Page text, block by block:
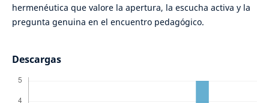
hermenéutica que valore la apertura, la escucha activa y la
pregunta genuina en el encuentro pedagógico.
Descargas